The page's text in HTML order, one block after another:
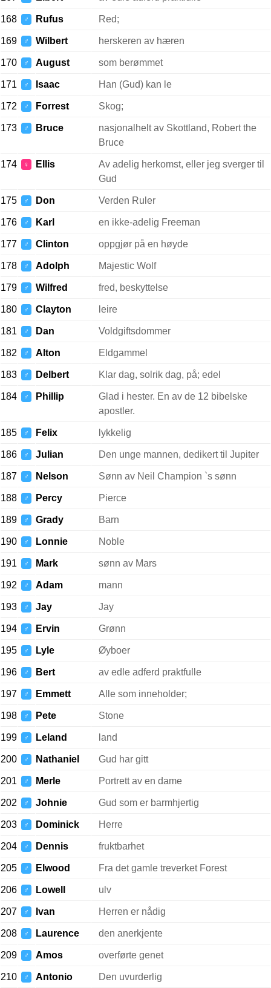
168 ♂ Rufus Red;
169 ♂ Wilbert herskeren av hæren
170 ♂ August som berømmet
171 ♂ Isaac Han (Gud) kan le
172 ♂ Forrest Skog;
173 ♂ Bruce
nasjonalhelt av Skottland, Robert the
Bruce
174 ♀ Ellis
Av adelig herkomst, eller jeg sverger til
Gud
175 ♂ Don Verden Ruler
176 ♂ Karl en ikke-adelig Freeman
177 ♂ Clinton oppgjør på en høyde
178 ♂ Adolph Majestic Wolf
179 ♂ Wilfred fred, beskyttelse
180 ♂ Clayton leire
181 ♂ Dan Voldgiftsdommer
182 ♂ Alton Eldgammel
183 ♂ Delbert Klar dag, solrik dag, på; edel
184 ♂ Phillip
Glad i hester. En av de 12 bibelske
apostler.
185 ♂ Felix lykkelig
186 ♂ Julian Den unge mannen, dedikert til Jupiter
187 ♂ Nelson Sønn av Neil Champion `s sønn
188 ♂ Percy Pierce
189 ♂ Grady Barn
190 ♂ Lonnie Noble
191 ♂ Mark sønn av Mars
192 ♂ Adam mann
193 ♂ Jay Jay
194 ♂ Ervin Grønn
195 ♂ Lyle Øyboer
196 ♂ Bert av edle adferd praktfulle
197 ♂ Emmett Alle som inneholder;
198 ♂ Pete Stone
199 ♂ Leland land
200 ♂ Nathaniel Gud har gitt
201 ♂ Merle Portrett av en dame
202 ♂ Johnie Gud som er barmhjertig
203 ♂ Dominick Herre
204 ♂ Dennis fruktbarhet
205 ♂ Elwood Fra det gamle treverket Forest
206 ♂ Lowell ulv
207 ♂ Ivan Herren er nådig
208 ♂ Laurence den anerkjente
209 ♂ Amos overførte genet
210 ♂ Antonio Den uvurderlig